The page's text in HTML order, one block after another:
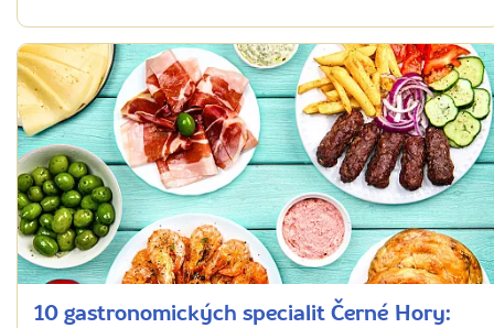
10 gastronomických specialit Černé Hory: